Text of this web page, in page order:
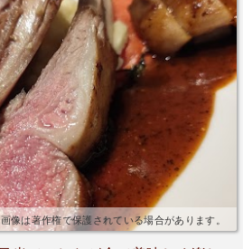
画像は著作権で保護されている場合があります。